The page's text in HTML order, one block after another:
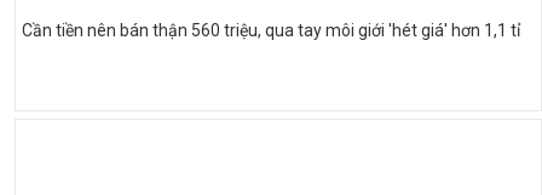
Cần tiền nên bán thận 560 triệu, qua tay môi giới 'hét giá' hơn 1,1 tỉ